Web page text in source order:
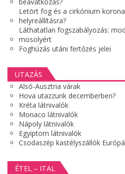
Letört fog és a cirkónium
helyreállításra?
Láthatatlan fogszabályozás:
mosolyért
Foghúzás utáni fertőzés jelei
UTAZÁS
Alsó-Ausztria várak
Hova utazzunk decemberben?
Kréta látnivalók
Monaco látnivalók
Nápoly látnivalók
Egyiptom látnivalók
Csodaszép kastélyszállók
ÉTEL – ITAL